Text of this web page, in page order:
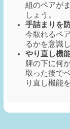
組のペアが
しょう。
手詰まりを
今取れるペ
るかを意識
やり直し機
牌の下に何
取った後で
り直し機能